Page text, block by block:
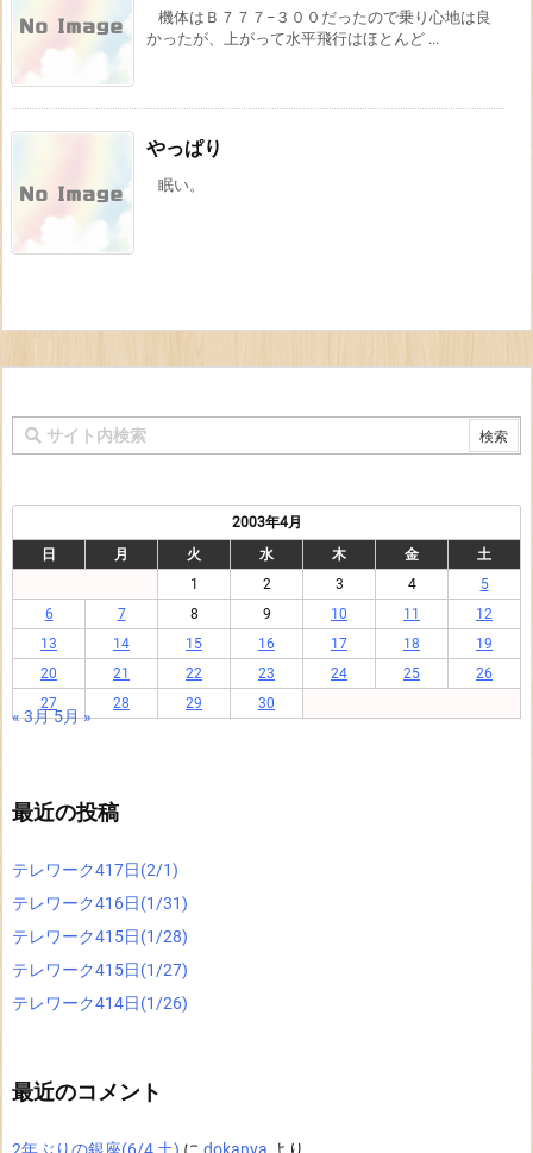
機体はＢ７７７−３００だったので乗り心地は良
かったが、上がって水平飛行はほとんど ...
やっぱり
眠い。
2003年4月
日
月 火 水 木 金
土
1
2 3 4
5
6
7 8 9 10 11
12
13
14 15 16 17 18
19
20
21 22 23 24 25
26
27
28 29 30
« 3月5月 »
最近の投稿
テレワーク417日(2/1)
テレワーク416日(1/31)
テレワーク415日(1/28)
テレワーク415日(1/27)
テレワーク414日(1/26)
最近のコメント